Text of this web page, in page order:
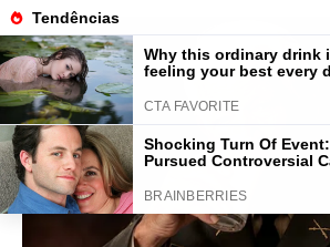
26 Lembrancinhas de
Ideias com Passo a